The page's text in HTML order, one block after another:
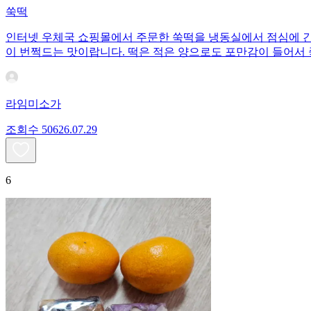
쑥떡
인터넷 우체국 쇼핑몰에서 주문한 쑥떡을 냉동실에서 점심에
이 번쩍드는 맛이랍니다. 떡은 적은 양으로도 포만감이 들어서
라임미소가
조회수 50626.07.29
6